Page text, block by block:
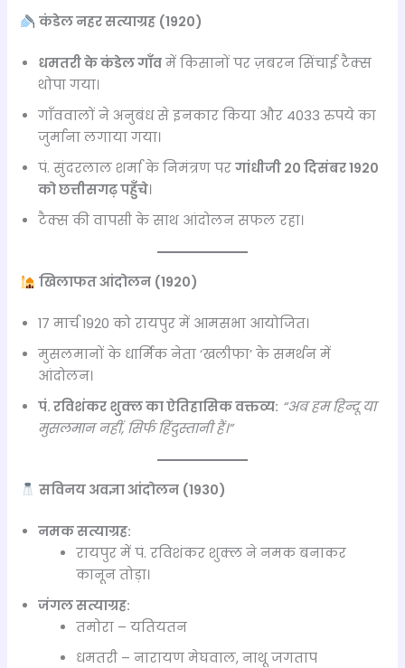
कंडेल नहर सत्याग्रह (1920)
धमतरी के कंडेल गाँव में किसानों पर ज़बरन सिंचाई टैक्स
थोपा गया।
गाँववालों ने अनुबंध से इनकार किया और 4033 रुपये का
जुर्माना लगाया गया।
पं. सुंदरलाल शर्मा के निमंत्रण परगांधीजी 20 दिसंबर 1920
को छत्तीसगढ़ पहुँचे।
टैक्स की वापसी के साथ आंदोलन सफल रहा।
खिलाफत आंदोलन (1920)
17 मार्च 1920 को रायपुर में आमसभा आयोजित।
मुसलमानों के धार्मिक नेता ‘खलीफा’ के समर्थन में
आंदोलन।
पं. रविशंकर शुक्ल का ऐतिहासिक वक्तव्य: “अब हम हिन्दू या
मुसलमान नहीं, सिर्फ हिंदुस्तानी हैं।”
सविनय अवज्ञा आंदोलन (1930)
नमक सत्याग्रह:
रायपुर में पं. रविशंकर शुक्ल ने नमक बनाकर
कानून तोड़ा।
जंगल सत्याग्रह:
तमोरा – यतियतन
धमतरी – नारायण मेघवाल, नाथू जगताप